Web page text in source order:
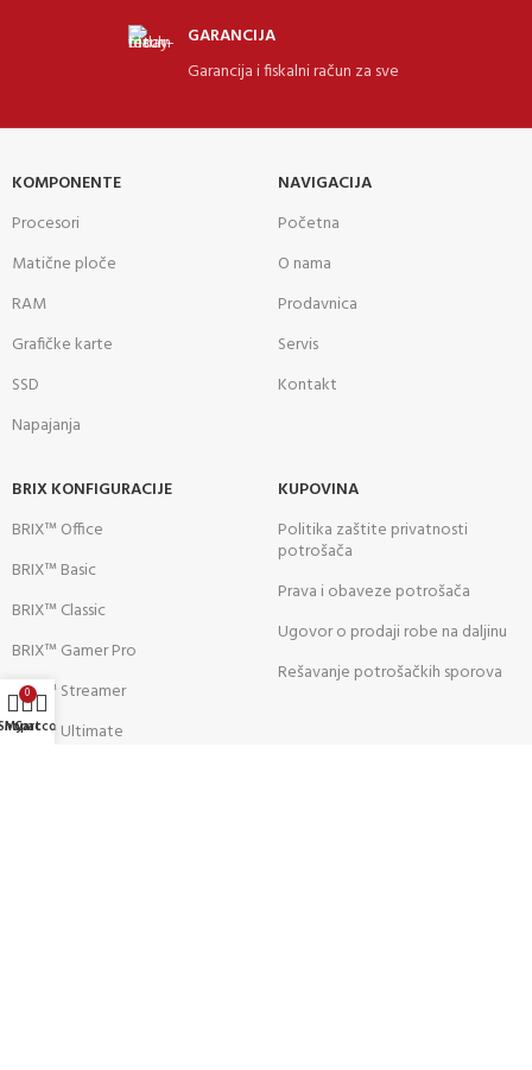
GARANCIJA
Garancija i fiskalni račun za sve
KOMPONENTE
Procesori
Matične ploče
RAM
Grafičke karte
SSD
Napajanja
NAVIGACIJA
Početna
O nama
Prodavnica
Servis
Kontakt
BRIX KONFIGURACIJE
BRIX™ Office
BRIX™ Basic
BRIX™ Classic
BRIX™ Gamer Pro
BRIX™ Streamer
BRIX™ Ultimate
KUPOVINA
Politika zaštite privatnosti
potrošača
Prava i obaveze potrošača
Ugovor o prodaji robe na daljinu
Rešavanje potrošačkih sporova
0
Cart
My account